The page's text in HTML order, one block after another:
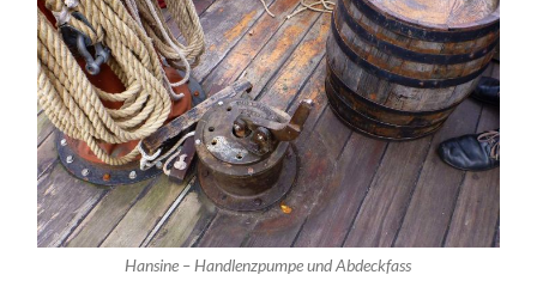
Hansine – Handlenzpumpe und Abdeckfass